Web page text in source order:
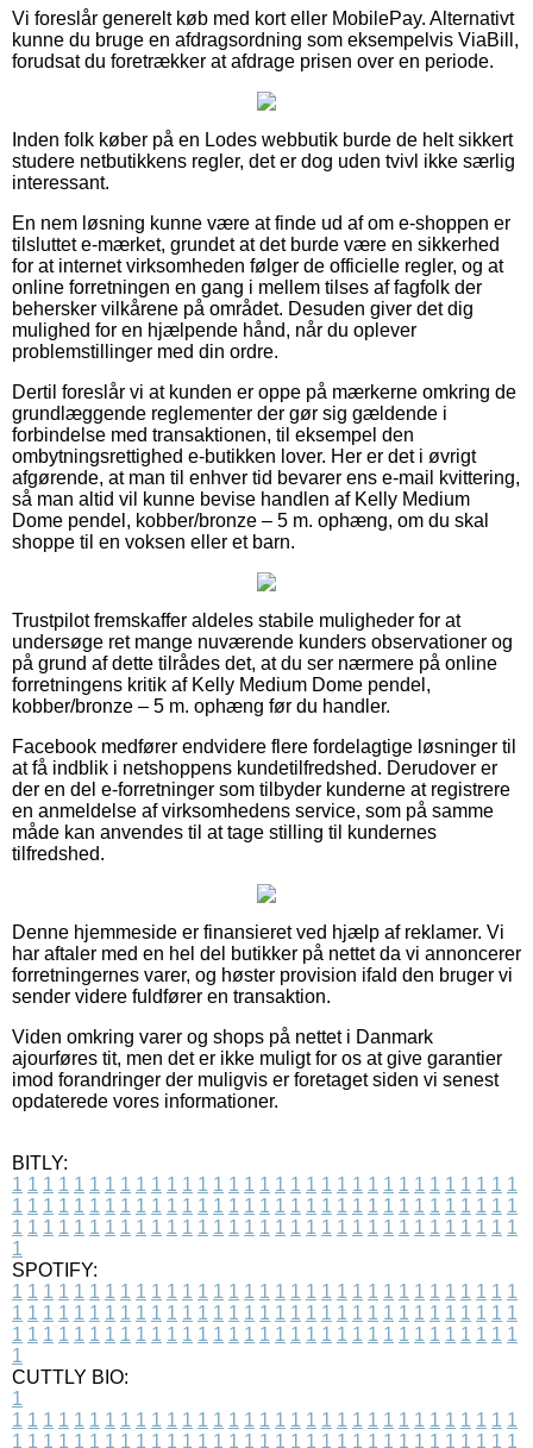
Vi foreslår generelt køb med kort eller MobilePay. Alternativt
kunne du bruge en afdragsordning som eksempelvis ViaBill,
forudsat du foretrækker at afdrage prisen over en periode.
Inden folk køber på en Lodes webbutik burde de helt sikkert
studere netbutikkens regler, det er dog uden tvivl ikke særlig
interessant.
En nem løsning kunne være at finde ud af om e-shoppen er
tilsluttet e-mærket, grundet at det burde være en sikkerhed
for at internet virksomheden følger de officielle regler, og at
online forretningen en gang i mellem tilses af fagfolk der
behersker vilkårene på området. Desuden giver det dig
mulighed for en hjælpende hånd, når du oplever
problemstillinger med din ordre.
Dertil foreslår vi at kunden er oppe på mærkerne omkring de
grundlæggende reglementer der gør sig gældende i
forbindelse med transaktionen, til eksempel den
ombytningsrettighed e-butikken lover. Her er det i øvrigt
afgørende, at man til enhver tid bevarer ens e-mail kvittering,
så man altid vil kunne bevise handlen af Kelly Medium
Dome pendel, kobber/bronze – 5 m. ophæng, om du skal
shoppe til en voksen eller et barn.
Trustpilot fremskaffer aldeles stabile muligheder for at
undersøge ret mange nuværende kunders observationer og
på grund af dette tilrådes det, at du ser nærmere på online
forretningens kritik af Kelly Medium Dome pendel,
kobber/bronze – 5 m. ophæng før du handler.
Facebook medfører endvidere flere fordelagtige løsninger til
at få indblik i netshoppens kundetilfredshed. Derudover er
der en del e-forretninger som tilbyder kunderne at registrere
en anmeldelse af virksomhedens service, som på samme
måde kan anvendes til at tage stilling til kundernes
tilfredshed.
Denne hjemmeside er finansieret ved hjælp af reklamer. Vi
har aftaler med en hel del butikker på nettet da vi annoncerer
forretningernes varer, og høster provision ifald den bruger vi
sender videre fuldfører en transaktion.
Viden omkring varer og shops på nettet i Danmark
ajourføres tit, men det er ikke muligt for os at give garantier
imod forandringer der muligvis er foretaget siden vi senest
opdaterede vores informationer.
BITLY:
1 1 1 1 1 1 1 1 1 1 1 1 1 1 1 1 1 1 1 1 1 1 1 1 1 1 1 1 1 1 1 1 1
1 1 1 1 1 1 1 1 1 1 1 1 1 1 1 1 1 1 1 1 1 1 1 1 1 1 1 1 1 1 1 1 1
1 1 1 1 1 1 1 1 1 1 1 1 1 1 1 1 1 1 1 1 1 1 1 1 1 1 1 1 1 1 1 1 1
1
SPOTIFY:
1 1 1 1 1 1 1 1 1 1 1 1 1 1 1 1 1 1 1 1 1 1 1 1 1 1 1 1 1 1 1 1 1
1 1 1 1 1 1 1 1 1 1 1 1 1 1 1 1 1 1 1 1 1 1 1 1 1 1 1 1 1 1 1 1 1
1 1 1 1 1 1 1 1 1 1 1 1 1 1 1 1 1 1 1 1 1 1 1 1 1 1 1 1 1 1 1 1 1
1
CUTTLY BIO:
1
1 1 1 1 1 1 1 1 1 1 1 1 1 1 1 1 1 1 1 1 1 1 1 1 1 1 1 1 1 1 1 1 1
1 1 1 1 1 1 1 1 1 1 1 1 1 1 1 1 1 1 1 1 1 1 1 1 1 1 1 1 1 1 1 1 1